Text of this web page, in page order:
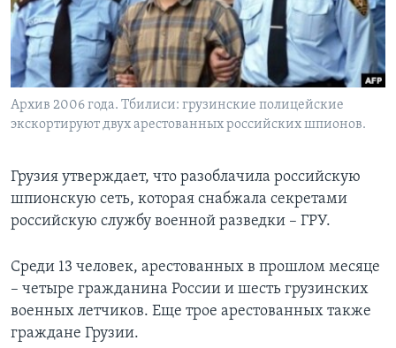
Learning English
СОЦИАЛЬНЫЕ СЕТИ
Архив 2006 года. Тбилиси: грузинские полицейские
экскортируют двух арестованных российских шпионов.
Грузия утверждает, что разоблачила российскую
шпионскую сеть, которая снабжала секретами
российскую службу военной разведки – ГРУ.
Среди 13 человек, арестованных в прошлом месяце
– четыре гражданина России и шесть грузинских
военных летчиков. Еще трое арестованных также
граждане Грузии.